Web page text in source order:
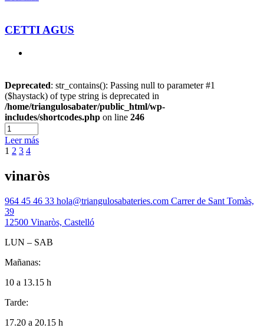
CETTI AGUS
Deprecated: str_contains(): Passing null to parameter #1
($haystack) of type string is deprecated in
/home/triangulosabater/public_html/wp-
includes/shortcodes.php on line 246
Leer más
1 2 3 4
vinaròs
964 45 46 33 hola@triangulosabateries.com Carrer de Sant Tomàs,
39
12500 Vinaròs, Castelló
LUN – SAB
Mañanas:
10 a 13.15 h
Tarde:
17.20 a 20.15 h